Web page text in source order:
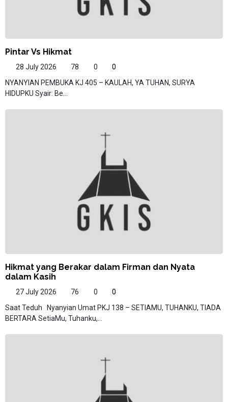
Pintar Vs Hikmat
28 July 2026 78 0
0
NYANYIAN PEMBUKA KJ 405 – KAULAH, YA TUHAN, SURYA
HIDUPKU Syair: Be...
Hikmat yang Berakar dalam Firman dan Nyata
dalam Kasih
27 July 2026 76 0
0
Saat Teduh Nyanyian Umat PKJ 138 – SETIAMU, TUHANKU, TIADA
BERTARA SetiaMu, Tuhanku,...